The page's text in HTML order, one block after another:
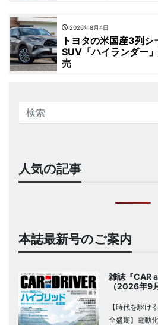
2026年8月4日
トヨタの米国産3列
SUV「ハイランダー
売
人気の記事
本誌最新号のご案内
雑誌『CAR
（2026年9
【時代を駆け
全盛期】電動